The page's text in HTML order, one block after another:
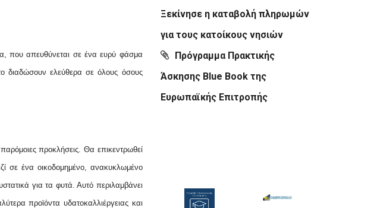
που απευθύνεται σε ένα ευρύ φάσμα
διαδώσουν ελεύθερα σε όλους όσους
προκλήσεις. Θα επικεντρωθεί
σε ένα οικοδομημένο, ανακυκλωμένο
για τα φυτά. Αυτό περιλαμβάνει
προϊόντα υδατοκαλλιέργειας και
Ξεκίνησε η καταβολή πληρωμών
για τους κατοίκους νησιών
Πρόγραμμα Πρακτικής
Άσκησης Blue Book της
Ευρωπαϊκής Επιτροπής